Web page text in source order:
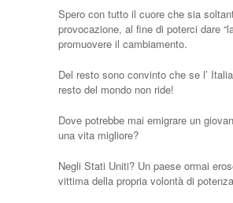
Spero con tutto il cuore che sia
provocazione, al fine di poterci dare
promuovere il cambiamento.
Del resto sono convinto che se l’
resto del mondo non ride!
Dove potrebbe mai emigrare un
una vita migliore?
Negli Stati Uniti? Un paese ormai
vittima della propria volontà di